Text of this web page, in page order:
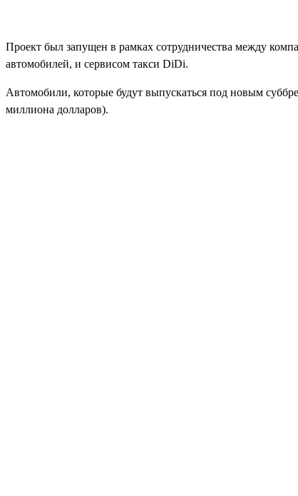
Проект был запущен в рамках сотрудничества между
автомобилей, и сервисом такси DiDi.
Автомобили, которые будут выпускаться под новым
миллиона долларов).